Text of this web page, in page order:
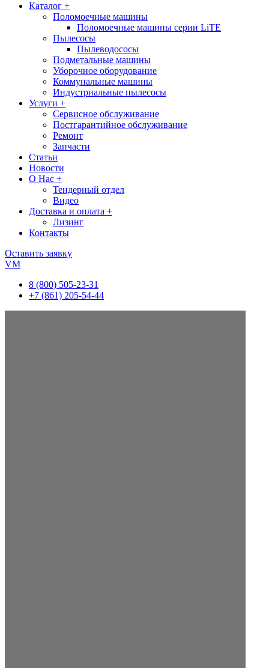
Каталог +
Поломоечные машины
Поломоечные машины серии LiTE
Пылесосы
Пылеводососы
Подметальные машины
Уборочное оборудование
Коммунальные машины
Индустриальные пылесосы
Услуги +
Сервисное обслуживание
Постгарантийное обслуживание
Ремонт
Запчасти
Статьи
Новости
О Нас +
Тендерный отдел
Видео
Доставка и оплата +
Лизинг
Контакты
Оставить заявку
VM
8 (800) 505-23-31
+7 (861) 205-54-44